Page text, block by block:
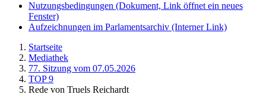
Nutzungsbedingungen (Dokument, Link öffnet ein neues
Fenster)
Aufzeichnungen im Parlamentsarchiv (Interner Link)
Startseite
Mediathek
77. Sitzung vom 07.05.2026
TOP 9
Rede von Truels Reichardt